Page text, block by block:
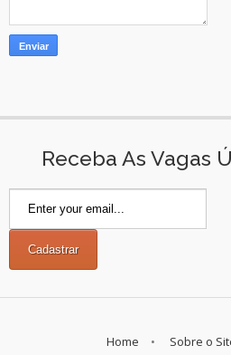
Receba As Vagas
Home Sobre o